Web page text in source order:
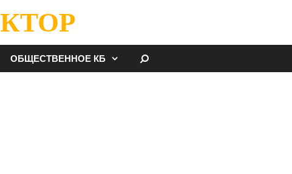
ОБЩЕСТВЕННОЕ КБ